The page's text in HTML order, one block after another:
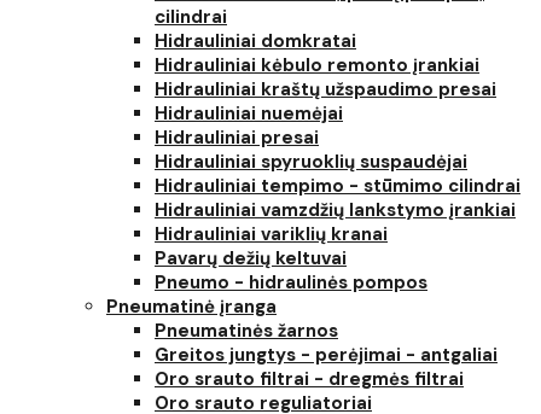
cilindrai
Hidrauliniai domkratai
Hidrauliniai kėbulo remonto įrankiai
Hidrauliniai kraštų užspaudimo presai
Hidrauliniai nuemėjai
Hidrauliniai presai
Hidrauliniai spyruoklių suspaudėjai
Hidrauliniai tempimo - stūmimo cilindrai
Hidrauliniai vamzdžių lankstymo įrankiai
Hidrauliniai variklių kranai
Pavarų dežių keltuvai
Pneumo - hidraulinės pompos
Pneumatinė įranga
Pneumatinės žarnos
Greitos jungtys - perėjimai - antgaliai
Oro srauto filtrai - dregmės filtrai
Oro srauto reguliatoriai